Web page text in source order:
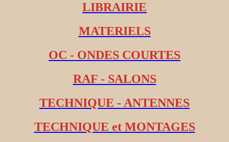
LIBRAIRIE
MATERIELS
OC - ONDES COURTES
RAF - SALONS
TECHNIQUE - ANTENNES
TECHNIQUE et MONTAGES